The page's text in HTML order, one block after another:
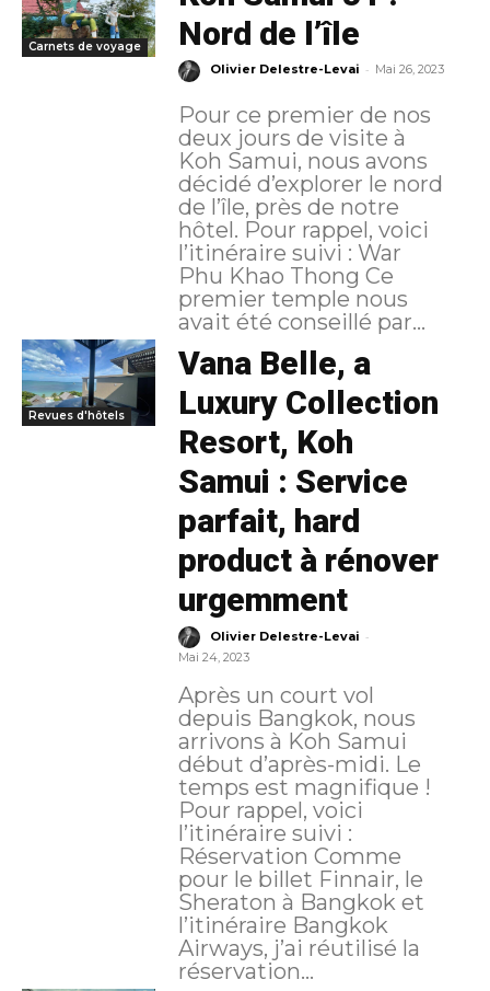
Carnets de voyage
Nord de l’île
Olivier Delestre-Levai - Mai 26, 2023
Pour ce premier de nos
deux jours de visite à
Koh Samui, nous avons
décidé d’explorer le nord
de l’île, près de notre
hôtel. Pour rappel, voici
l’itinéraire suivi : War
Phu Khao Thong Ce
premier temple nous
avait été conseillé par...
Revues d'hôtels
Vana Belle, a
Luxury Collection
Resort, Koh
Samui : Service
parfait, hard
product à rénover
urgemment
Olivier Delestre-Levai -
Mai 24, 2023
Après un court vol
depuis Bangkok, nous
arrivons à Koh Samui
début d’après-midi. Le
temps est magnifique !
Pour rappel, voici
l’itinéraire suivi :
Réservation Comme
pour le billet Finnair, le
Sheraton à Bangkok et
l’itinéraire Bangkok
Airways, j’ai réutilisé la
réservation...